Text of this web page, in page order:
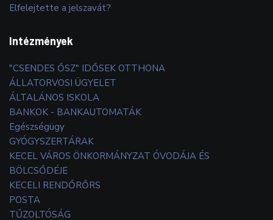
Elfelejtette a jelszavát?
Intézmények
"CSENDES ŐSZ" IDŐSEK OTTHONA
ÁLLATORVOSI ÜGYELET
ÁLTALÁNOS ISKOLA
BANKOK - BANKAUTOMATÁK
Egészségügy
GYÓGYSZERTÁRAK
KECEL VÁROS ÖNKORMÁNYZAT ÓVODÁJA ÉS
BÖLCSŐDÉJE
KECELI RENDŐRŐRS
POSTA
TŰZOLTÓSÁG